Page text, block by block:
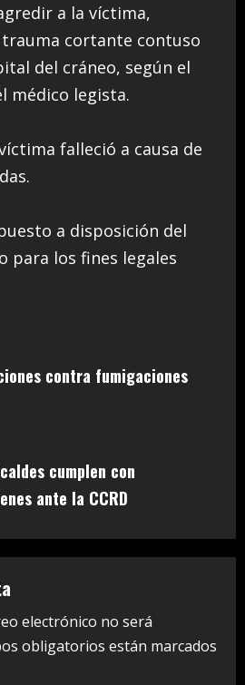
a la víctima,
cortante contuso
del cráneo, según el
médico legista.
falleció a causa de
a disposición del
para los fines legales
contra fumigaciones
cumplen con
ante la CCRD
electrónico no será
obligatorios están marcados